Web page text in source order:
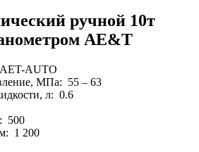
ручной 10т
AE&T
AET-AUTO
МПа: 55 – 63
л: 0.6
500
1 200